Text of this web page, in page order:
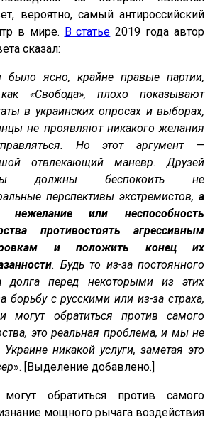
вероятно, самый антироссийский
в мире. В статье 2019 года автор
сказал:
было ясно, крайне правые партии,
«Свобода», плохо показывают
в украинских опросах и выборах,
не проявляют никакого желания
Но этот аргумент —
отвлекающий маневр. Друзей
должны беспокоить не
перспективы экстремистов, а
нежелание или неспособность
противостоять агрессивным
и положить конец их
. Будь то из-за постоянного
долга перед некоторыми из этих
борьбу с русскими или из-за страха,
могут обратиться против самого
это реальная проблема, и мы не
никакой услуги, заметая это
». [Выделение добавлено.]
обратиться против самого
мощного рычага воздействия